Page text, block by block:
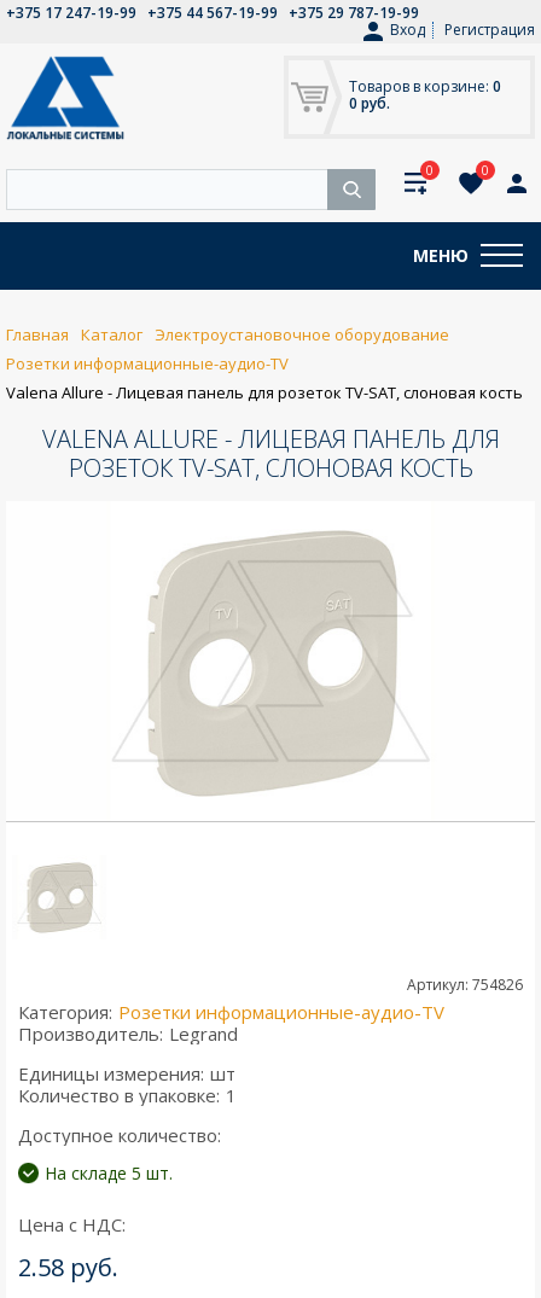
+375 17 247-19-99 +375 44 567-19-99
+375 29 787-19-99
Вход
Регистрация
Товаров в корзине: 0
0 руб.
0 0
МЕНЮ
Главная Каталог
Электроустановочное оборудование
Розетки информационные-аудио-TV
Valena Allure - Лицевая панель для розеток TV-SAT, слоновая кость
VALENA ALLURE - ЛИЦЕВАЯ ПАНЕЛЬ ДЛЯ
РОЗЕТОК TV-SAT, СЛОНОВАЯ КОСТЬ
Артикул: 754826
Категория: Розетки информационные-аудио-TV
Производитель: Legrand
Единицы измерения: шт
Количество в упаковке: 1
Доступное количество:
На складе 5 шт.
Цена с НДС:
2.58 руб.